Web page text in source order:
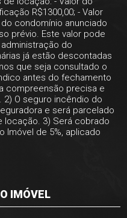
R$1300,00; - Valor
do condomínio anunciado
prévio. Este valor pode
do
já estão descontadas
que seja consultado o
antes do fechamento
compreensão precisa e
O seguro incêndio do
e será parcelado
locação. 3) Será cobrado
Imóvel de 5%, aplicado
IMÓVEL